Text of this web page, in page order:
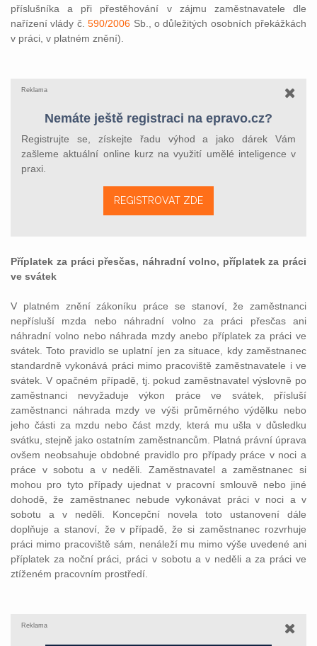
příslušníka a při přestěhování v zájmu zaměstnavatele dle
nařízení vlády č.590/2006 Sb., o důležitých osobních překážkách
v práci, v platném znění).
Reklama
Nemáte ještě registraci na epravo.cz?
Registrujte se, získejte řadu výhod a jako dárek Vám
zašleme aktuální online kurz na využití umělé inteligence v
praxi.
REGISTROVAT ZDE
Příplatek za práci přesčas, náhradní volno, příplatek za práci
ve svátek
V platném znění zákoníku práce se stanoví, že zaměstnanci
nepřísluší mzda nebo náhradní volno za práci přesčas ani
náhradní volno nebo náhrada mzdy anebo příplatek za práci ve
svátek. Toto pravidlo se uplatní jen za situace, kdy zaměstnanec
standardně vykonává práci mimo pracoviště zaměstnavatele i ve
svátek. V opačném případě, tj. pokud zaměstnavatel výslovně po
zaměstnanci nevyžaduje výkon práce ve svátek, přísluší
zaměstnanci náhrada mzdy ve výši průměrného výdělku nebo
jeho části za mzdu nebo část mzdy, která mu ušla v důsledku
svátku, stejně jako ostatním zaměstnancům. Platná právní úprava
ovšem neobsahuje obdobné pravidlo pro případy práce v noci a
práce v sobotu a v neděli. Zaměstnavatel a zaměstnanec si
mohou pro tyto případy ujednat v pracovní smlouvě nebo jiné
dohodě, že zaměstnanec nebude vykonávat práci v noci a v
sobotu a v neděli. Koncepční novela toto ustanovení dále
doplňuje a stanoví, že v případě, že si zaměstnanec rozvrhuje
práci mimo pracoviště sám, nenáleží mu mimo výše uvedené ani
příplatek za noční práci, práci v sobotu a v neděli a za práci ve
ztíženém pracovním prostředí.
Reklama